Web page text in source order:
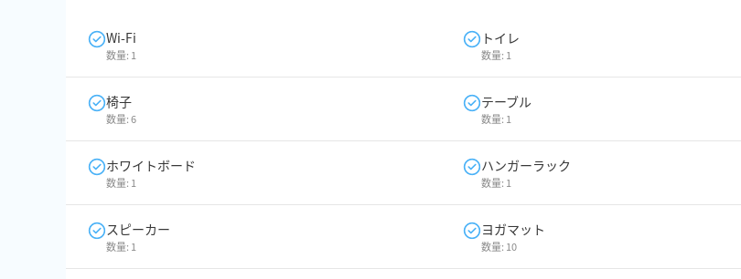
Wi-Fi
数量: 1
トイレ
数量: 1
椅子
数量:6
テーブル
数量: 1
ホワイトボード
数量: 1
ハンガーラック
数量: 1
スピーカー
数量: 1
ヨガマット
数量: 10